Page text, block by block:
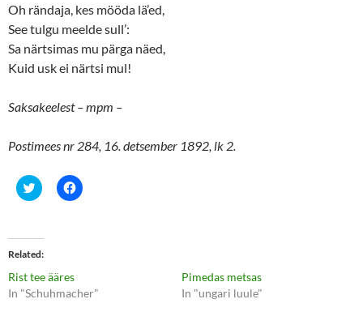
Oh rändaja, kes mööda lä’ed,
See tulgu meelde sull’:
Sa närtsimas mu pärga näed,
Kuid usk ei närtsi mul!
Saksakeelest – mpm –
Postimees nr 284, 16. detsember 1892, lk 2.
C
l
t
o
s
a
r
e
C
l
r
e
Related
Rist tee ääres
In "Schuhmacher"
Pimedas metsas
In "ungari luule"